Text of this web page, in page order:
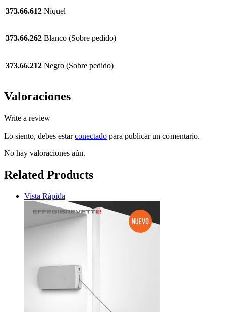
373.66.612 Níquel
373.66.262 Blanco (Sobre pedido)
373.66.212 Negro (Sobre pedido)
Valoraciones
Write a review
Lo siento, debes estarconectado para publicar un comentario.
No hay valoraciones aún.
Related Products
Vista Rápida